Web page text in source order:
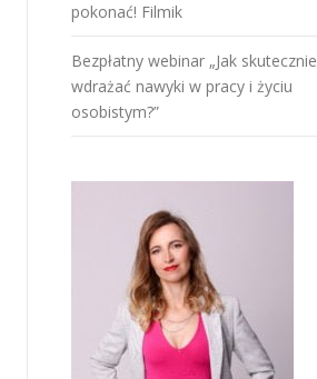
pokonać! Filmik
Bezpłatny webinar „Jak skutecznie
wdrażać nawyki w pracy i życiu
osobistym?”